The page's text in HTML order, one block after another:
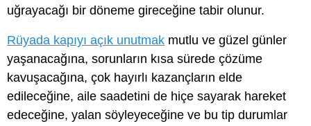
uğrayacağı bir döneme gireceğine tabir olunur.
Rüyada kapıyı açık unutmak mutlu ve güzel günler
yaşanacağına, sorunların kısa sürede çözüme
kavuşacağına, çok hayırlı kazançların elde
edileceğine, aile saadetini de hiçe sayarak hareket
edeceğine, yalan söyleyeceğine ve bu tip durumlar